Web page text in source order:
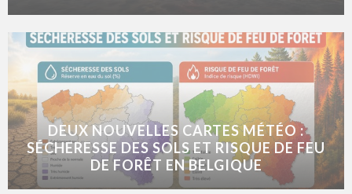
DEUX NOUVELLES CARTES MÉTÉO :
SÉCHERESSE DES SOLS ET RISQUE DE FEU
DE FORÊT EN BELGIQUE